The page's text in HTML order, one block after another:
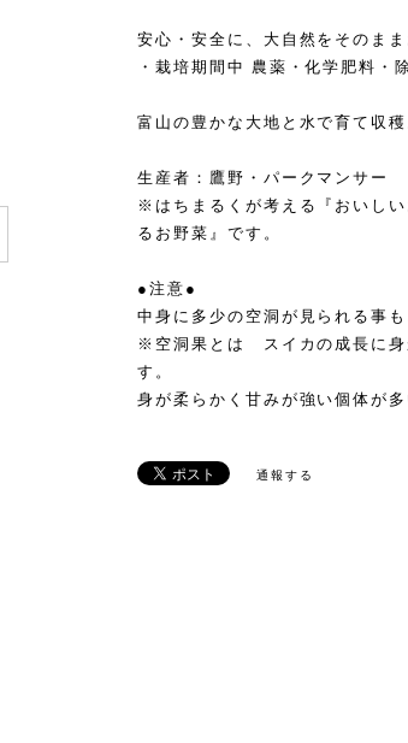
安心・安全に、大自然をそのま
・栽培期間中 農薬・化学肥料・
富山の豊かな大地と水で育て収穫
生産者：鷹野・パークマンサー
※はちまるくが考える『おいし
るお野菜』です。
●注意●
中身に多少の空洞が見られる事
※空洞果とは スイカの成長に身
す。
身が柔らかく甘みが強い個体が多
通報する